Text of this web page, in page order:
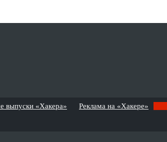
выпуски «Хакера» Реклама на «Хакере»